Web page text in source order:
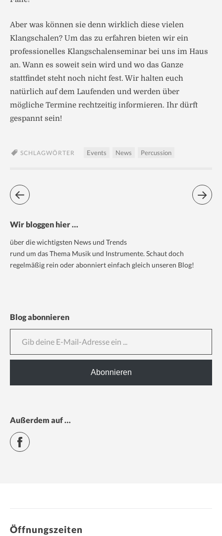
Aber was können sie denn wirklich diese vielen
Klangschalen? Um das zu erfahren bieten wir ein
professionelles Klangschalenseminar bei uns im Haus
an. Wann es soweit sein wird und wo das Ganze
stattfindet steht noch nicht fest. Wir halten euch
natürlich auf dem Laufenden und werden über
mögliche Termine rechtzeitig informieren. Ihr dürft
gespannt sein!
SCHLAGWÖRTER Events News Percussion
Wir bloggen hier …
über die wichtigsten News und Trends
rund um das Thema Musik und Instrumente. Schaut doch
regelmäßig rein oder abonniert einfach gleich unseren Blog!
Blog abonnieren
Gib deine E-Mail-Adresse ein ...
Abonnieren
Außerdem auf …
Facebook
Öffnungszeiten